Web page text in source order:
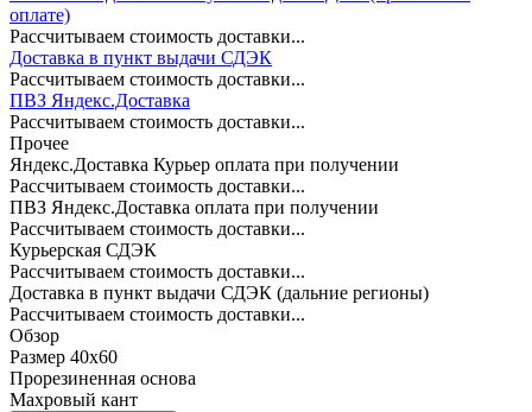
оплате)
Рассчитываем стоимость доставки...
Доставка в пункт выдачи СДЭК
Рассчитываем стоимость доставки...
ПВЗ Яндекс.Доставка
Рассчитываем стоимость доставки...
Прочее
Яндекс.Доставка Курьер оплата при получении
Рассчитываем стоимость доставки...
ПВЗ Яндекс.Доставка оплата при получении
Рассчитываем стоимость доставки...
Курьерская СДЭК
Рассчитываем стоимость доставки...
Доставка в пункт выдачи СДЭК (дальние регионы)
Рассчитываем стоимость доставки...
Обзор
Размер 40х60
Прорезиненная основа
Махровый кант